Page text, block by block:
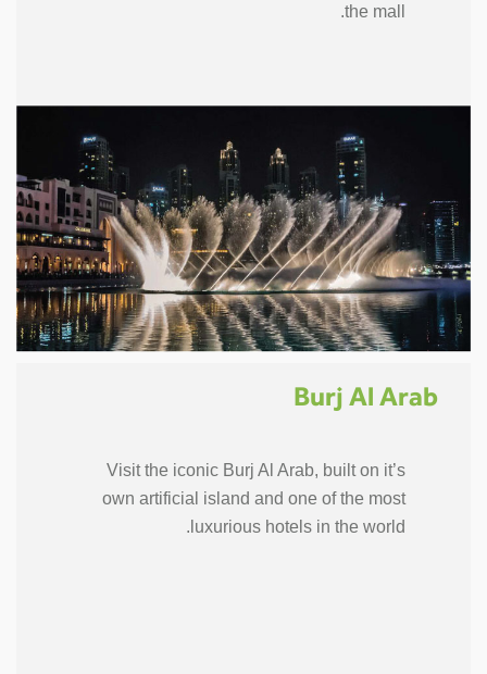
the mall.
Burj Al Arab
Visit the iconic Burj Al Arab, built on it’s
own artificial island and one of the most
luxurious hotels in the world.